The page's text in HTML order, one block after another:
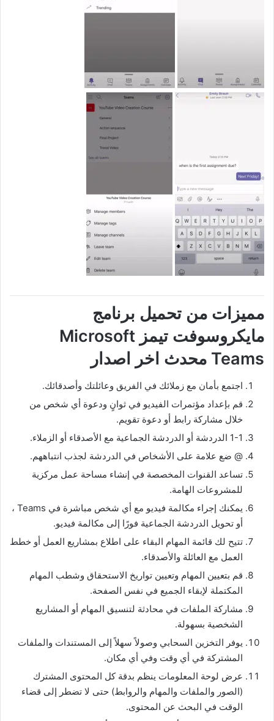
مميزات من تحميل برنامج
مايكروسوفت تيمز Microsoft
Teams‏ محدث اخر اصدار
اجتمع بأمان مع زملائك في الفريق وعائلتك وأصدقائك.
قم بإعداد مؤتمرات الفيديو في ثوانٍ ودعوة أي شخص من
خلال مشاركة رابط أو دعوة تقويم.
1-1 الدردشة أو الدردشة الجماعية مع الأصدقاء أو الزملاء.
@ ضع علامة على الأشخاص في الدردشة لجذب انتباههم.
تساعد القنوات المخصصة في إنشاء مساحة عمل مركزية
للمشروعات الهامة.
يمكنك إجراء مكالمة فيديو مع أي شخص مباشرة في Teams ،
أو تحويل الدردشة الجماعية فورًا إلى مكالمة فيديو.
تتيح لك قائمة المهام البقاء على اطلاع بمشاريع العمل أو خطط
العمل مع العائلة والأصدقاء.
قم بتعيين المهام وتعيين تواريخ الاستحقاق وشطب المهام
المكتملة لإبقاء الجميع في نفس الصفحة.
مشاركة الملفات في محادثة لتنسيق المهام أو المشاريع
الشخصية بسهولة.
يوفر التخزين السحابي وصولاً سهلاً إلى المستندات والملفات
المشتركة في أي وقت وفي أي مكان.
عرض لوحة المعلومات ينظم بدقة كل المحتوى المشترك
(الصور والملفات والمهام والروابط) حتى لا تضطر إلى قضاء
الوقت في البحث عن المحتوى.